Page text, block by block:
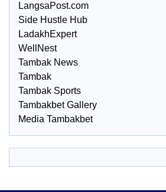
LangsaPost.com
Side Hustle Hub
LadakhExpert
WellNest
Tambak News
Tambak
Tambak Sports
Tambakbet Gallery
Media Tambakbet